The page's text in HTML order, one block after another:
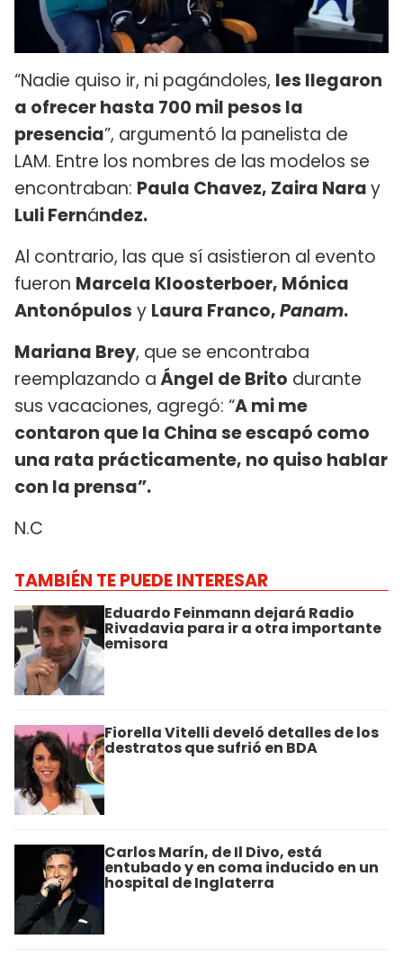
“Nadie quiso ir, ni pagándoles, les llegaron
a ofrecer hasta 700 mil pesos la
presencia”, argumentó la panelista de
LAM. Entre los nombres de las modelos se
encontraban: Paula Chavez, Zaira Naray
Luli Fernández.
Al contrario, las que sí asistieron al evento
fueron Marcela Kloosterboer, Mónica
Antonópulos y Laura Franco,Panam.
Mariana Brey, que se encontraba
reemplazando aÁngel de Brito durante
sus vacaciones, agregó: “A mi me
contaron que la China se escapó como
una rata prácticamente, no quiso hablar
con la prensa”.
N.C
TAMBIÉN TE PUEDE INTERESAR
Eduardo Feinmann dejará Radio
Rivadavia para ir a otra importante
emisora
Fiorella Vitelli develó detalles de los
destratos que sufrió en BDA
Carlos Marín, de Il Divo, está
entubado y en coma inducido en un
hospital de Inglaterra